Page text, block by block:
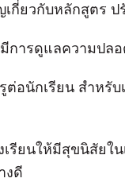
กี่ยวกับหลักสูตร
ารดูแลความปลอ
อนักเรียน สำหรั
รียนให้มีสุขนิสัยใ
งดี